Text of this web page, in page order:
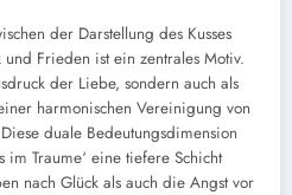
der Darstellung des Kusses
Frieden ist ein zentrales Motiv.
der Liebe, sondern auch als
harmonischen Vereinigung von
duale Bedeutungsdimension
im Traume‘ eine tiefere Schicht
nach Glück als auch die Angst vor